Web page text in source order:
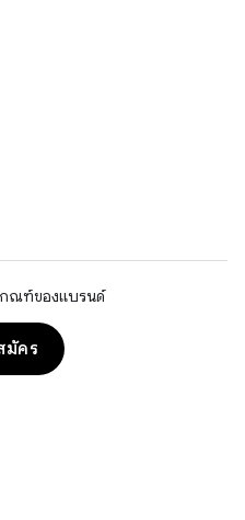
ณฑ์ของแบรนด์
มัคร